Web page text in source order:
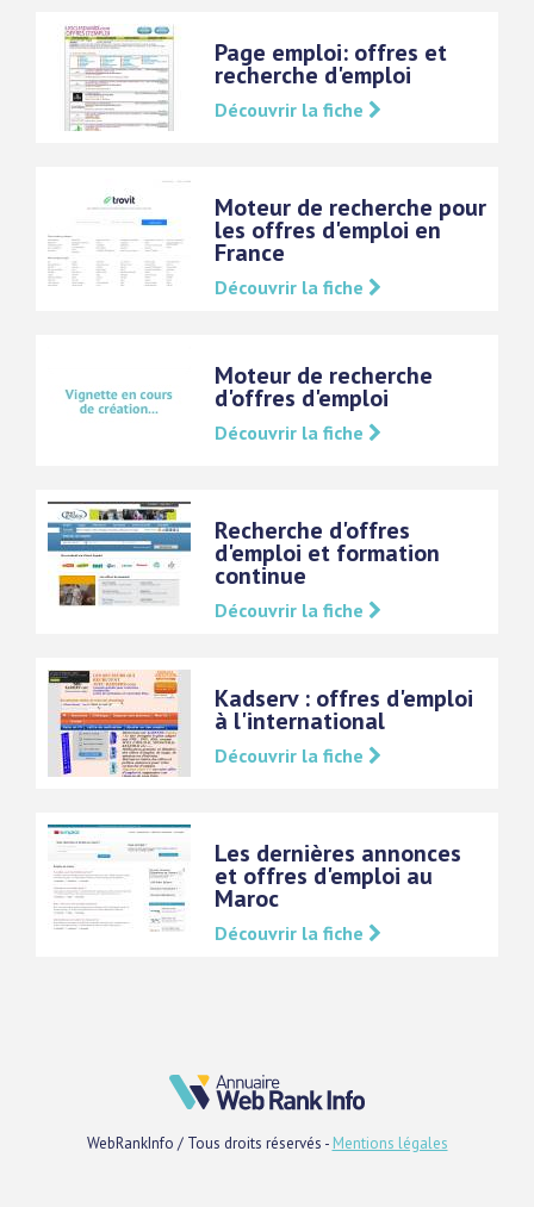
Page emploi: offres et
recherche d'emploi
Découvrir la fiche
Moteur de recherche pour
les offres d'emploi en
France
Découvrir la fiche
Moteur de recherche
d'offres d'emploi
Découvrir la fiche
Recherche d'offres
d'emploi et formation
continue
Découvrir la fiche
Kadserv : offres d'emploi
à l'international
Découvrir la fiche
Les dernières annonces
et offres d'emploi au
Maroc
Découvrir la fiche
WebRankInfo / Tous droits réservés - Mentions légales